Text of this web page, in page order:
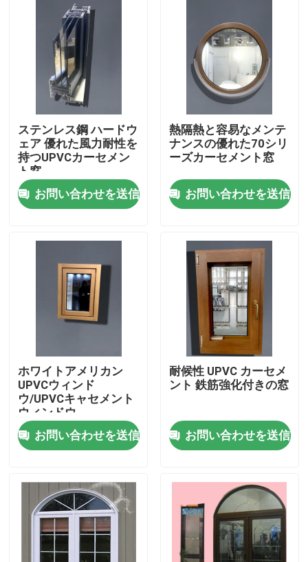
家
プロダクト
私達について
品質管理
私達に連絡しなさい
UPVCのドアのプロフィール
UPVCの窓のプロフィール
ステンレス鋼 ハードウ
ェア 優れた風力耐性を
持つUPVCカーセメン
ト窓
お問い合わせを送信
熱隔熱と容易なメンテ
ナンスの優れた70シリ
ーズカーセメント窓
お問い合わせを送信
ホワイトアメリカン
UPVCウィンド
ウ/UPVCキャセメント
ウィンドウ
お問い合わせを送信
耐候性 UPVC カーセメ
ント 鉄筋強化付きの窓
お問い合わせを送信